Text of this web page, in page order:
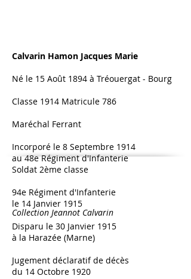
Collection Jeannot Calvarin
Calvarin Hamon Jacques Marie
Né le 15 Août 1894 à Tréouergat - Bourg
Classe 1914 Matricule 786
Maréchal Ferrant
Incorporé le 8 Septembre 1914
au 48e Régiment d'Infanterie
Soldat 2ème classe
94e Régiment d'Infanterie
le 14 Janvier 1915
Disparu le 30 Janvier 1915
à la Harazée (Marne)
Jugement déclaratif de décès
du 14 Octobre 1920